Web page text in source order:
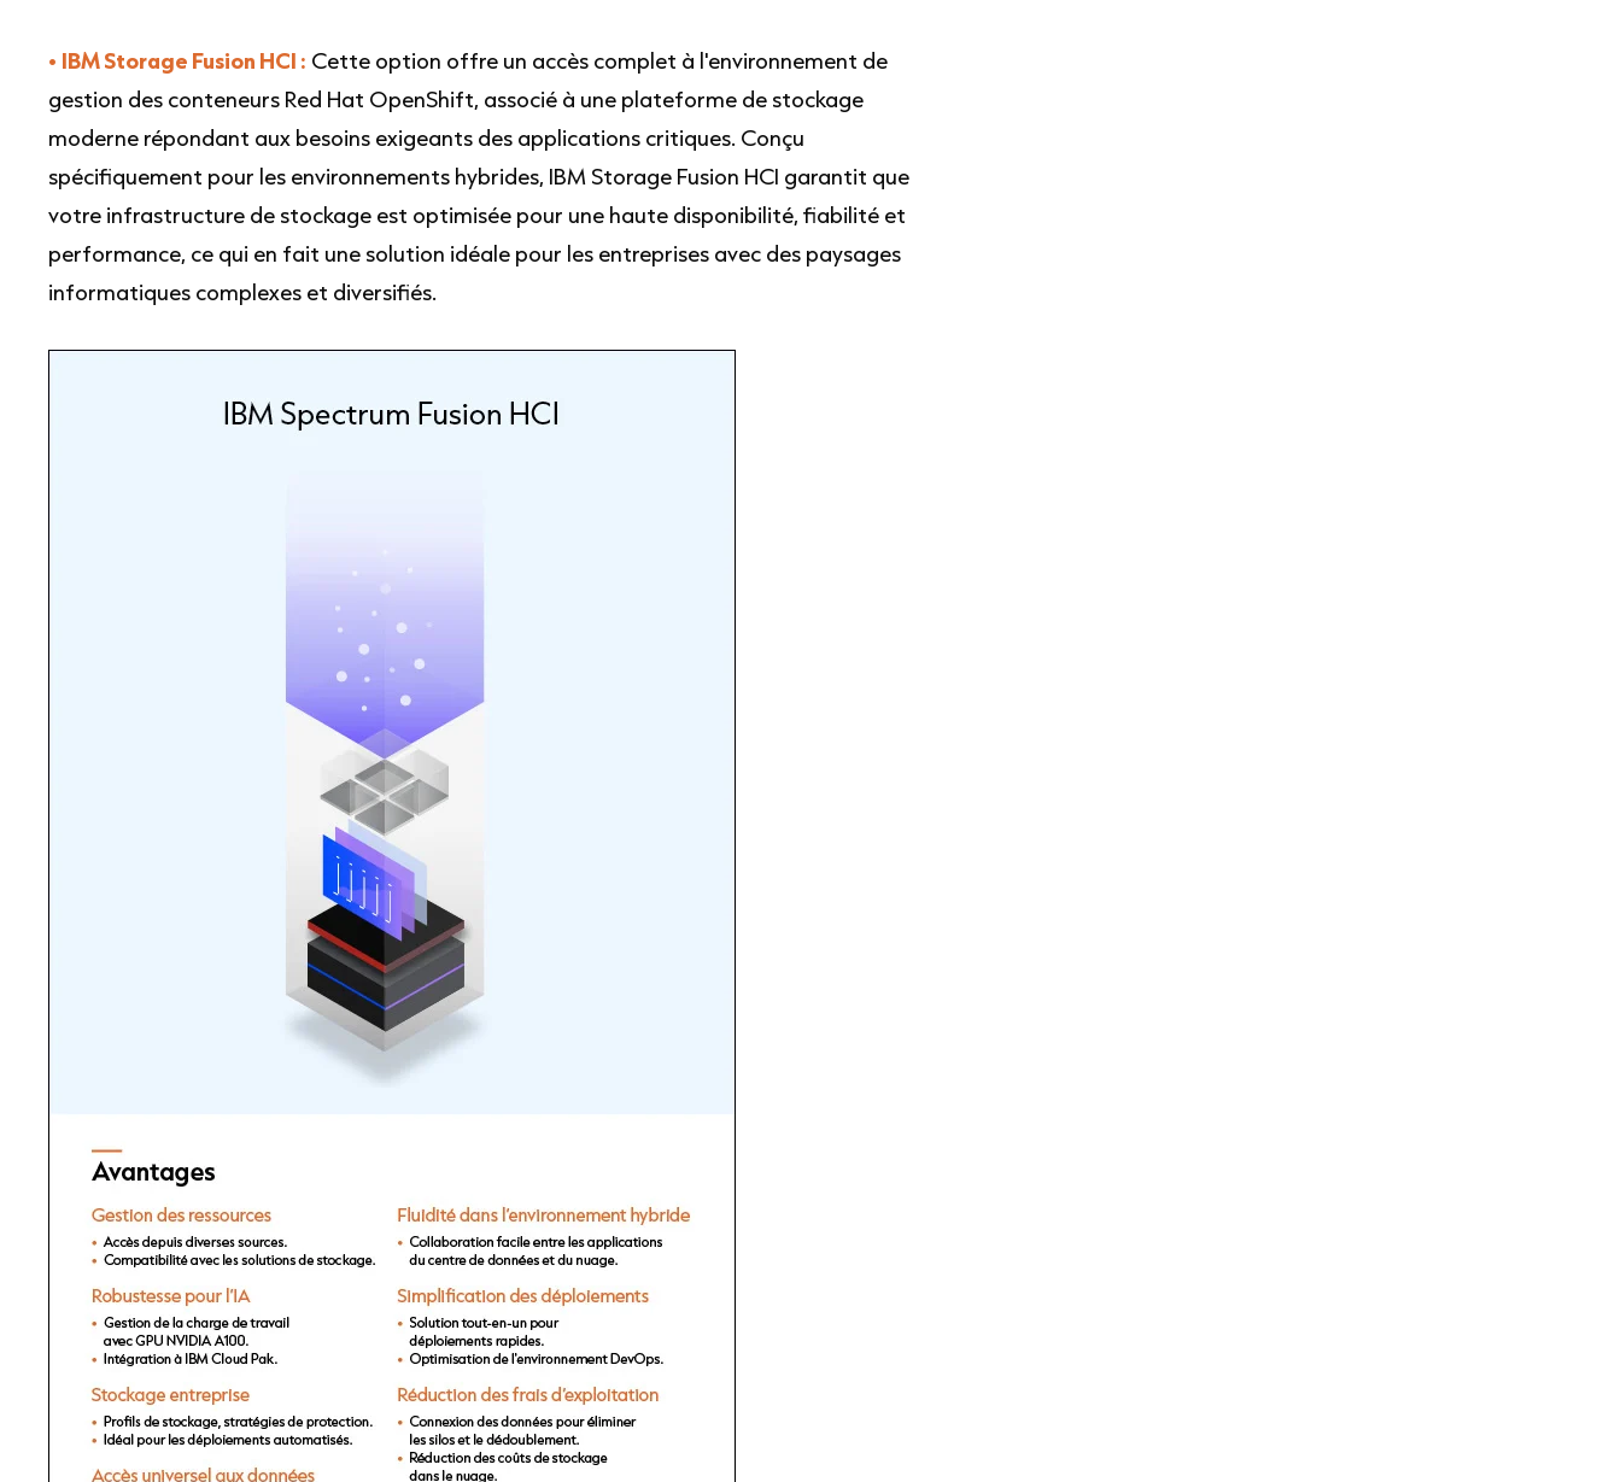
• IBM Storage Fusion HCI : Cette option offre un accès complet à l'environnement de
gestion des conteneurs Red Hat OpenShift, associé à une plateforme de stockage
moderne répondant aux besoins exigeants des applications critiques. Conçu
spécifiquement pour les environnements hybrides, IBM Storage Fusion HCI garantit que
votre infrastructure de stockage est optimisée pour une haute disponibilité, fiabilité et
performance, ce qui en fait une solution idéale pour les entreprises avec des paysages
informatiques complexes et diversifiés.